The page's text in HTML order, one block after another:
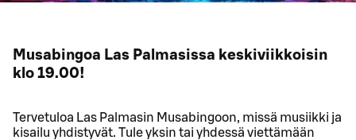
Musabingoa Las Palmasissa keskiviikkoisin
klo 19.00!
Tervetuloa Las Palmasin Musabingoon, missä musiikki ja
kisailu yhdistyvät. Tule yksin tai yhdessä viettämään